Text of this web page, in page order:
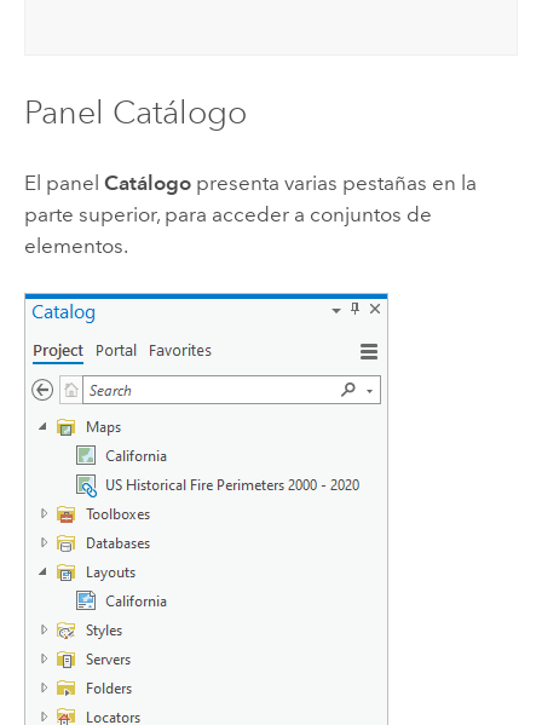
Panel Catálogo
El panel Catálogopresenta varias pestañas en la
parte superior, para acceder a conjuntos de
elementos.